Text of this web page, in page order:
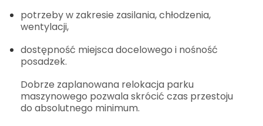
potrzeby w zakresie zasilania, chłodzenia,
wentylacji,
dostępność miejsca docelowego i nośność
posadzek.
Dobrze zaplanowana relokacja parku
maszynowego pozwala skrócić czas przestoju
do absolutnego minimum.